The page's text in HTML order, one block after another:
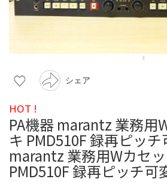
シェア
HOT !
PA機器 marantz 業務用
キ PMD510F 録再ピッチ
marantz 業務用Wカセ
PMD510F 録再ピッチ可